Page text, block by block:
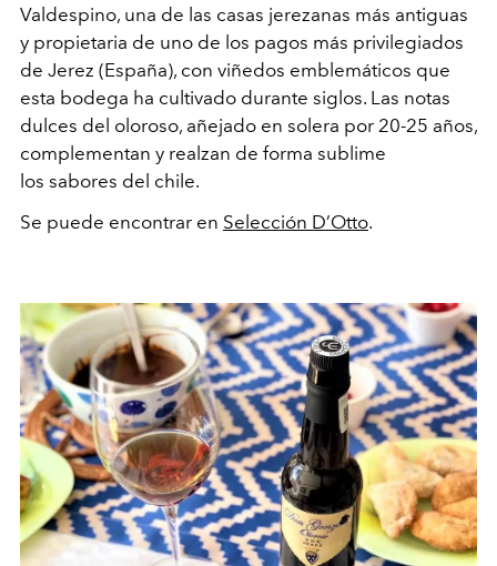
Valdespino, una de las casas jerezanas más antiguas
y propietaria de uno de los pagos más privilegiados
de Jerez (España), con viñedos emblemáticos que
esta bodega ha cultivado durante siglos. Las notas
dulces del oloroso, añejado en solera por 20-25 años,
complementan y realzan de forma sublime
los sabores del chile.
Se puede encontrar en Selección D’Otto.